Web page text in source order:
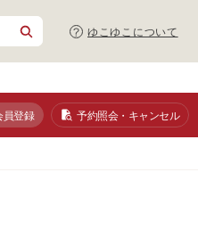
ゆこゆこについて
員登録 予約照会・キャンセル